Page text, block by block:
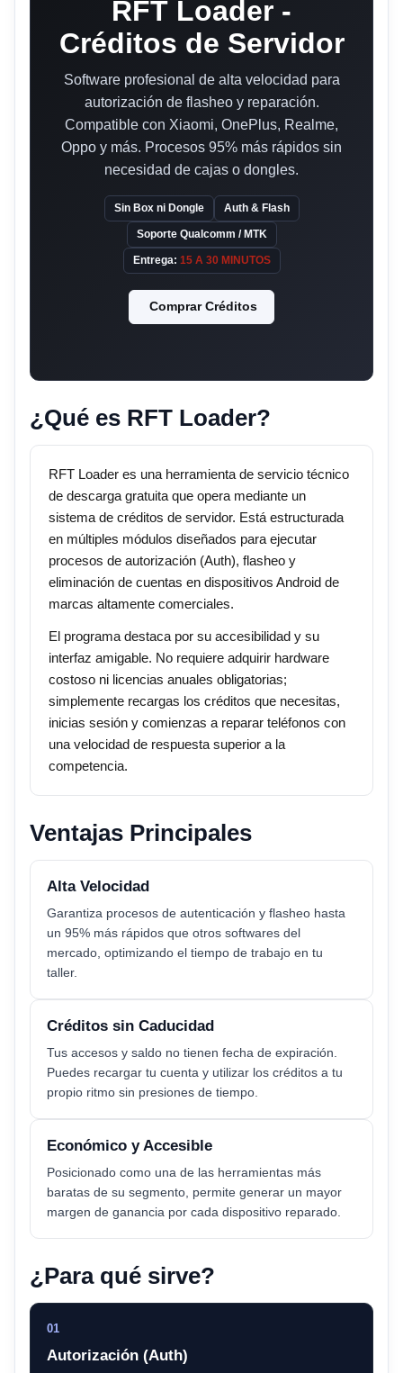
RFT Loader -
Créditos de Servidor
Software profesional de alta velocidad para
autorización de flasheo y reparación.
Compatible con Xiaomi, OnePlus, Realme,
Oppo y más. Procesos 95% más rápidos sin
necesidad de cajas o dongles.
Sin Box ni Dongle Auth & Flash
Soporte Qualcomm / MTK
Entrega: 15 A 30 MINUTOS
Comprar Créditos
¿Qué es RFT Loader?
RFT Loader es una herramienta de servicio técnico
de descarga gratuita que opera mediante un
sistema de créditos de servidor. Está estructurada
en múltiples módulos diseñados para ejecutar
procesos de autorización (Auth), flasheo y
eliminación de cuentas en dispositivos Android de
marcas altamente comerciales.
El programa destaca por su accesibilidad y su
interfaz amigable. No requiere adquirir hardware
costoso ni licencias anuales obligatorias;
simplemente recargas los créditos que necesitas,
inicias sesión y comienzas a reparar teléfonos con
una velocidad de respuesta superior a la
competencia.
Ventajas Principales
Alta Velocidad
Garantiza procesos de autenticación y flasheo hasta
un 95% más rápidos que otros softwares del
mercado, optimizando el tiempo de trabajo en tu
taller.
Créditos sin Caducidad
Tus accesos y saldo no tienen fecha de expiración.
Puedes recargar tu cuenta y utilizar los créditos a tu
propio ritmo sin presiones de tiempo.
Económico y Accesible
Posicionado como una de las herramientas más
baratas de su segmento, permite generar un mayor
margen de ganancia por cada dispositivo reparado.
¿Para qué sirve?
01
Autorización (Auth)